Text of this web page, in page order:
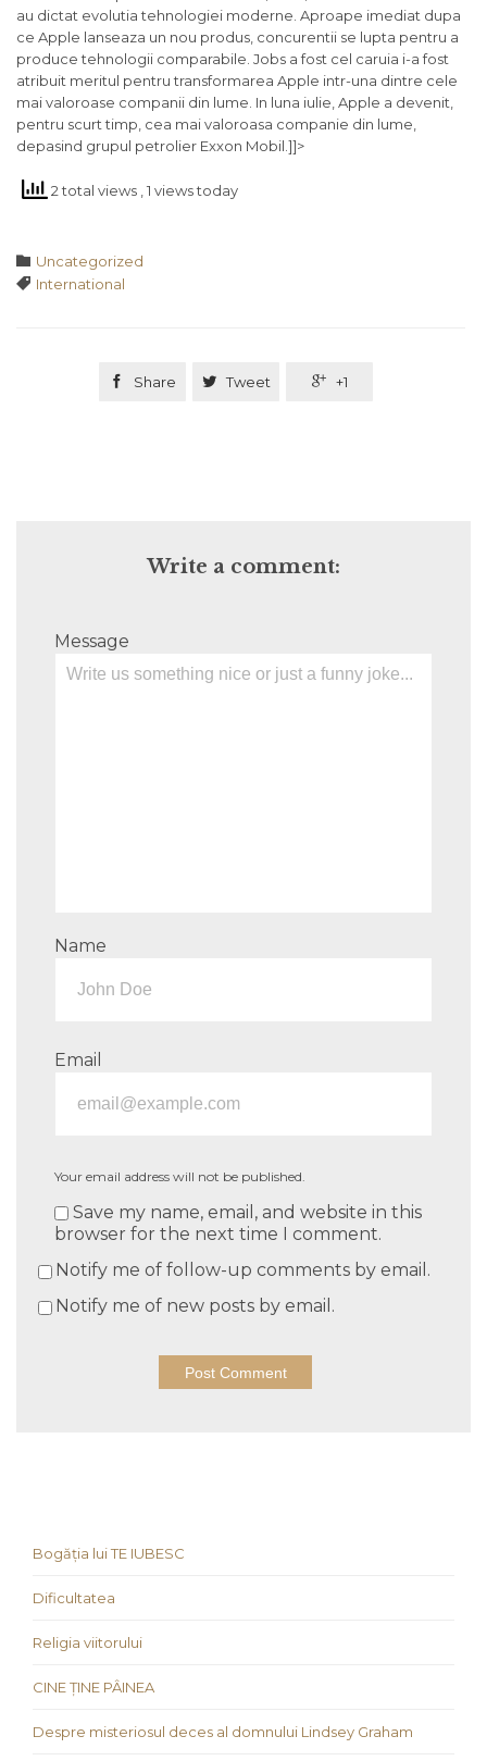
au dictat evolutia tehnologiei moderne. Aproape imediat dupa
ce Apple lanseaza un nou produs, concurentii se lupta pentru a
produce tehnologii comparabile. Jobs a fost cel caruia i-a fost
atribuit meritul pentru transformarea Apple intr-una dintre cele
mai valoroase companii din lume. In luna iulie, Apple a devenit,
pentru scurt timp, cea mai valoroasa companie din lume,
depasind grupul petrolier Exxon Mobil.]]>
2 total views , 1 views today
 Category
Uncategorized
 Tags
International
 Share  Tweet  +1
Write a comment:
Message
Name
Email
Your email address will not be published.
Save my name, email, and website in this
browser for the next time I comment.
Notify me of follow-up comments by email.
Notify me of new posts by email.
Bogăția lui TE IUBESC
Dificultatea
Religia viitorului
CINE ȚINE PÂINEA
Despre misteriosul deces al domnului Lindsey Graham